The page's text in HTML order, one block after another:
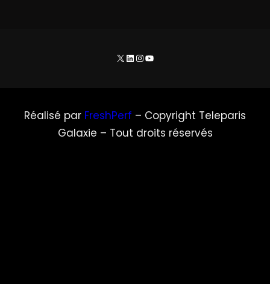
X LinkedIn
Instagram
YouTube
Réalisé par FreshPerf – Copyright Teleparis
Galaxie – Tout droits réservés